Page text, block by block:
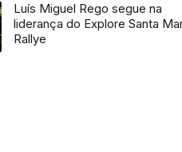
Luís Miguel Rego segue na
liderança do Explore Santa
Rallye